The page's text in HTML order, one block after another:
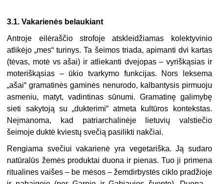
3.1. Vakarienės belaukiant
Antroje eilėraščio strofoje atskleidžiamas kolektyvinio
atlikėjo „mes“ turinys. Ta šeimos triada, apimanti dvi kartas
(tėvas, motė vs ašai) ir atliekanti dvejopas – vy­riškąsias ir
moteriškąsias – ūkio tvarkymo funkcijas. Nors leksema
„ašai“ gramatinės ga­minės nenurodo, kalbantysis pirmuoju
asmeniu, matyt, vadintinas sūnumi. Gramatinę galimybę
sieti sakytoją su „dukterimi“ atmeta kultūros kontekstas.
Neįmanoma, kad pa­triarchalinėje lietuvių valstiečio
šeimoje duktė kviestų svečią pasilikti nakčiai.
Rengiama svečiui vakarienė yra vegetariška. Ją sudaro
natūralūs žemės produktai duona ir pienas. Tuo ji primena
ritualines vaišes – be mėsos – žemdirbystės ciklo pradžioje